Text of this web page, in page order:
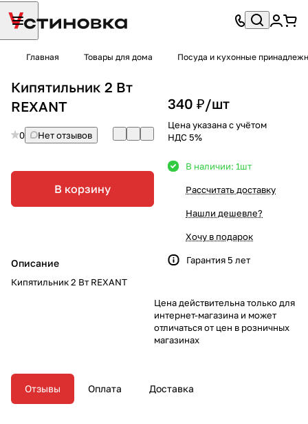
Главная Товары для дома Посуда и кухонные
Кипятильник 2 Вт
REXANT
0 Нет отзывов
В корзину
Описание
Кипятильник 2 Вт REXANT
340 ₽/шт
Цена указана с учётом
НДС 5%
В наличии: 1шт
Рассчитать доставку
Нашли дешевле?
Хочу в подарок
Гарантия 5 лет
Цена действительна только для
интернет-магазина и может
отличаться от цен в розничных
магазинах
Отзывы Оплата Доставка